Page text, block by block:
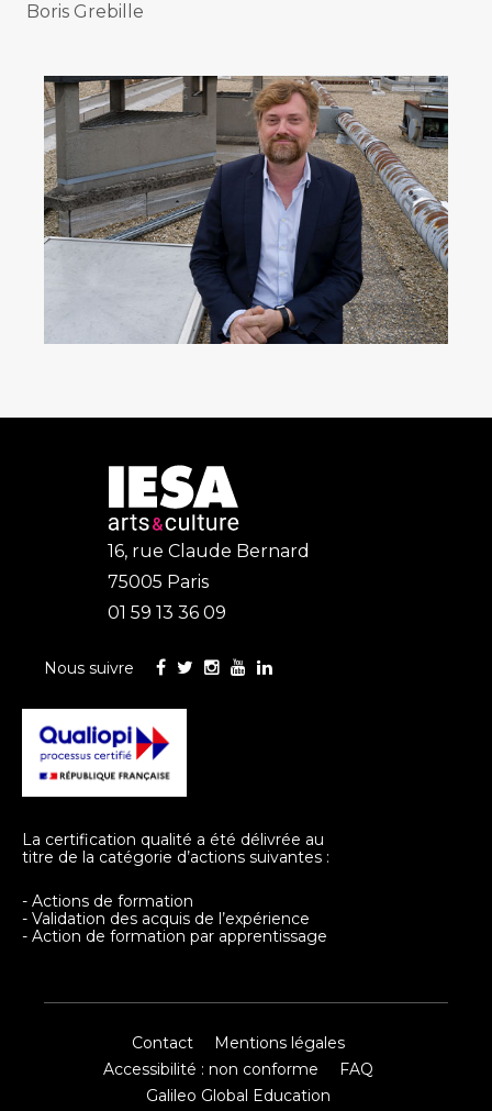
Boris Grebille
16, rue Claude Bernard
75005 Paris
01 59 13 36 09
Nous suivre
La certification qualité a été délivrée au
titre de la catégorie d’actions suivantes :
- Actions de formation
- Validation des acquis de l’expérience
- Action de formation par apprentissage
Contact
Mentions légales
Accessibilité : non conforme
FAQ
Galileo Global Education